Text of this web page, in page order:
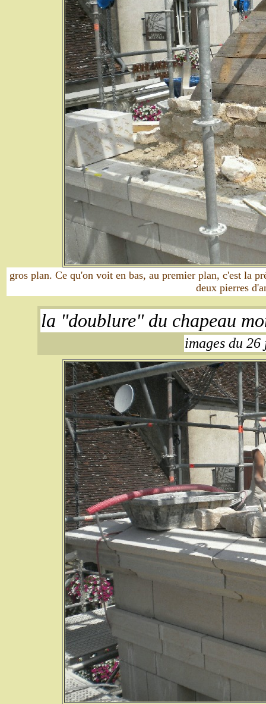
gros plan. Ce qu'on voit en bas, au premier plan, c'est la
deux pierres
la "doublure" du chapeau
images du